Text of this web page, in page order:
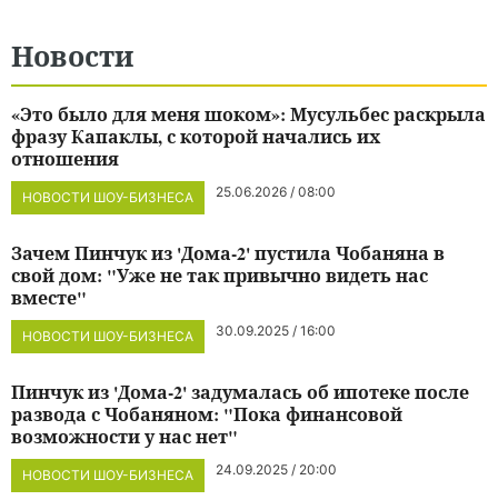
Новости
НОВОСТИ ШОУ-БИЗНЕСА 25.06.2026 / 08:00
«Это было для меня шоком»: Мусульбес раскрыла
фразу Капаклы, с которой начались их
отношения
НОВОСТИ ШОУ-БИЗНЕСА 30.09.2025 / 16:00
Зачем Пинчук из 'Дома-2' пустила Чобаняна в
свой дом: "Уже не так привычно видеть нас
вместе"
НОВОСТИ ШОУ-БИЗНЕСА 24.09.2025 / 20:00
Пинчук из 'Дома-2' задумалась об ипотеке после
развода с Чобаняном: "Пока финансовой
возможности у нас нет"